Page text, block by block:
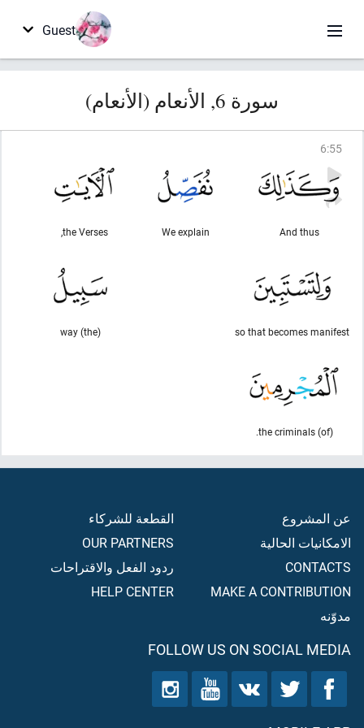
Guest
سورة 6, الأنعام (الأنعام)
6:55
And thus
We explain
the Verses,
so that becomes manifest
(the) way
(of) the criminals.
عن المشروع
الامكانيات الحالية
CONTACTS
MAKE A CONTRIBUTION
مدوّنه
القطعة للشركاء
OUR PARTNERS
ردود الفعل والاقتراحات
HELP CENTER
FOLLOW US ON SOCIAL MEDIA